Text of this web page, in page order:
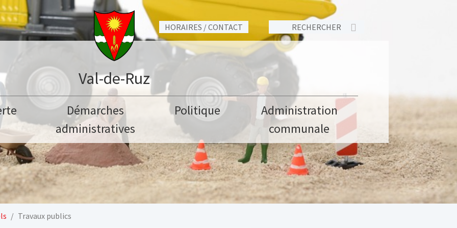
HORAIRES / CONTACT
Val-de-Ruz
Démarches
administratives
Politique
Administration
communale
Travaux publics